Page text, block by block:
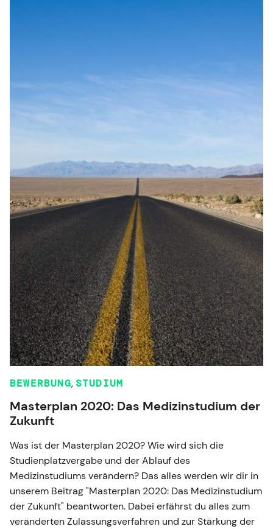
BEWERBUNG, STUDIUM
Masterplan 2020: Das Medizinstudium der
Zukunft
Was ist der Masterplan 2020? Wie wird sich die
Studienplatzvergabe und der Ablauf des
Medizinstudiums verändern? Das alles werden wir dir in
unserem Beitrag "Masterplan 2020: Das Medizinstudium
der Zukunft" beantworten. Dabei erfährst du alles zum
veränderten Zulassungsverfahren und zur Stärkung der